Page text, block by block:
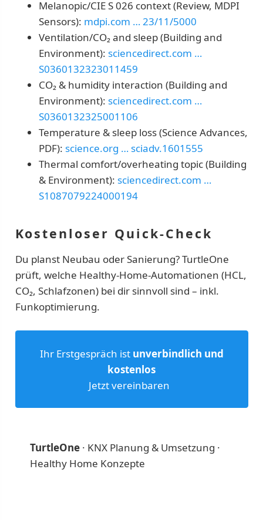
Melanopic/CIE S 026 context (Review, MDPI
Sensors): mdpi.com … 23/11/5000
Ventilation/CO₂ and sleep (Building and
Environment): sciencedirect.com …
S0360132323011459
CO₂ & humidity interaction (Building and
Environment): sciencedirect.com …
S0360132325001106
Temperature & sleep loss (Science Advances,
PDF): science.org … sciadv.1601555
Thermal comfort/overheating topic (Building
& Environment): sciencedirect.com …
S1087079224000194
Kostenloser Quick-Check
Du planst Neubau oder Sanierung? TurtleOne
prüft, welche Healthy-Home-Automationen (HCL,
CO₂, Schlafzonen) bei dir sinnvoll sind – inkl.
Funkoptimierung.
Ihr Erstgespräch ist unverbindlich und
kostenlos
Jetzt vereinbaren
TurtleOne · KNX Planung & Umsetzung ·
Healthy Home Konzepte